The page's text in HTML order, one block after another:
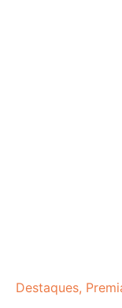
Destaques,